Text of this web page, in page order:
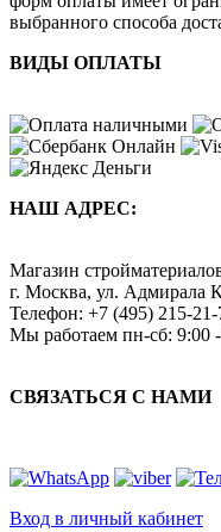
выбранного способа
ВИДЫ ОПЛАТЫ
НАШ АДРЕС:
Магазин
г. Москва, ул. Адмирала
Телефон: +7 (495) 215-21-
Мы работаем пн-сб: 9:00
СВЯЗАТЬСЯ С НАМИ
Вход в личный кабинет